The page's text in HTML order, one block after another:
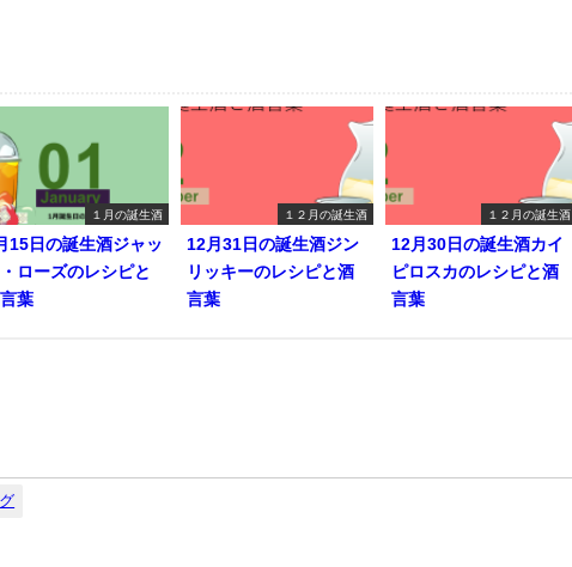
１月の誕生酒
15日の誕生酒ジャッ
ローズのレシピと
葉
１２月の誕生酒
12月31日の誕生酒ジン
リッキーのレシピと酒
言葉
１２月の誕生酒
12月30日の誕生酒カイ
ピロスカのレシピと酒
言葉